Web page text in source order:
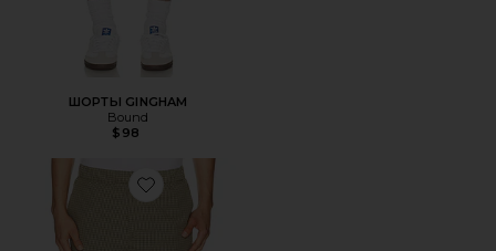
ШОРТЫ GINGHAM
Bound
$98
Favorite ШОРТЫ GINGHAM